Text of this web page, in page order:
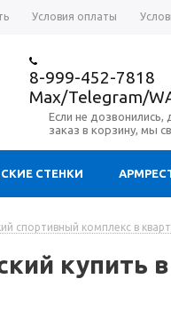
Условия оплаты
8-999-452-7818
Max/Telegram/
Если не дозвонились,
заказ в корзину, мы
СТЕНКИ
спортивный комплекс в
купить